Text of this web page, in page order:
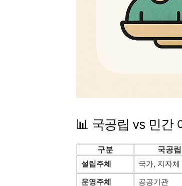
📊 국공립 vs 민간
구분 국공
설립주체 국가, 지자체
운영주체
공공기관